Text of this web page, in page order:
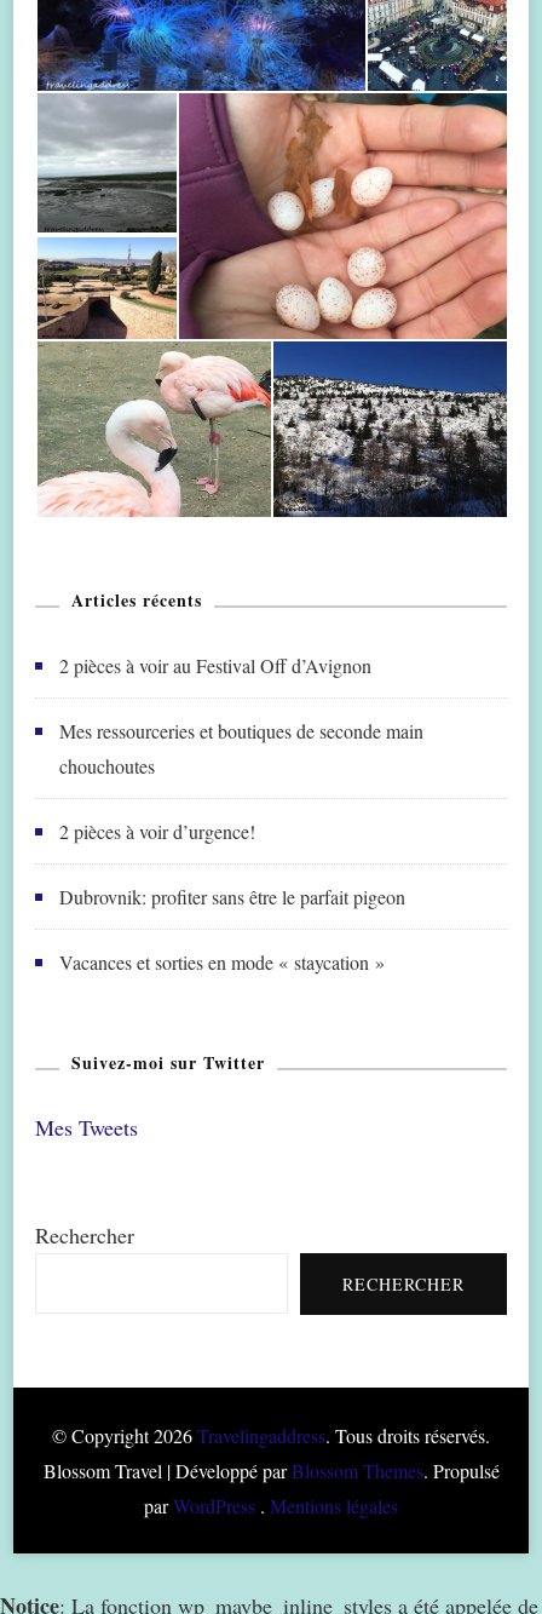
Articles récents
2 pièces à voir au Festival Off d’Avignon
Mes ressourceries et boutiques de seconde main
chouchoutes
2 pièces à voir d’urgence!
Dubrovnik: profiter sans être le parfait pigeon
Vacances et sorties en mode « staycation »
Suivez-moi sur Twitter
Mes Tweets
Rechercher
RECHERCHER
© Copyright 2026Travelingaddress. Tous droits réservés.
Blossom Travel | Développé parBlossom Themes. Propulsé
parWordPress . Mentions légales
Notice: La fonction wp_maybe_inline_styles a été appelée de